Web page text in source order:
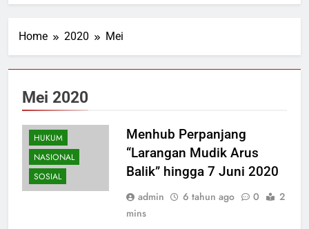
Home 2020 Mei
Mei 2020
HUKUM
NASIONAL
SOSIAL
Menhub Perpanjang
“Larangan Mudik Arus
Balik” hingga 7 Juni 2020
admin 6 tahun ago 0
2
mins